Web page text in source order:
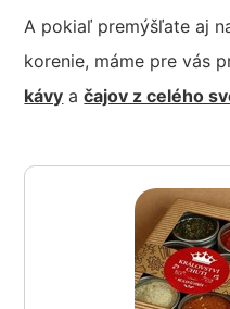
A pokiaľ premýšľate aj
korenie, máme pre vás
kávy ačajov z celého